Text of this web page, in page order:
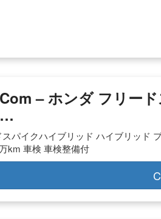
– ホンダ フリー
パイクハイブリッド ハイブリッド
km 車検 車検整備付